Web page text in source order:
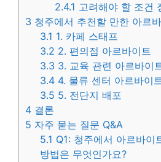
2.4.1 고려해야 할 조건
3 청주에서 추천할 만한 아르
3.1 1. 카페 스태프
3.2 2. 편의점 아르바이트
3.3 3. 교육 관련 아르바이
3.4 4. 물류 센터 아르바이
3.5 5. 전단지 배포
4 결론
5 자주 묻는 질문 Q&A
5.1 Q1: 청주에서 아르바이
방법은 무엇인가요?